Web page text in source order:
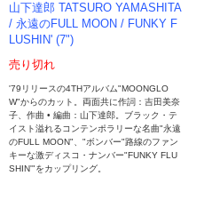
山下達郎 TATSURO YAMASHITA
/ 永遠のFULL MOON / FUNKY F
LUSHIN' (7")
売り切れ
'79リリースの4THアルバム"MOONGLO
W"からのカット。両面共に作詞：吉田美奈
子、作曲 • 編曲：山下達郎。ブラック・テ
イスト溢れるコンテンポラリーな名曲"永遠
のFULL MOON"、"ボンバー"路線のファン
キーな激ディスコ・ナンバー"FUNKY FLU
SHIN'"をカップリング。